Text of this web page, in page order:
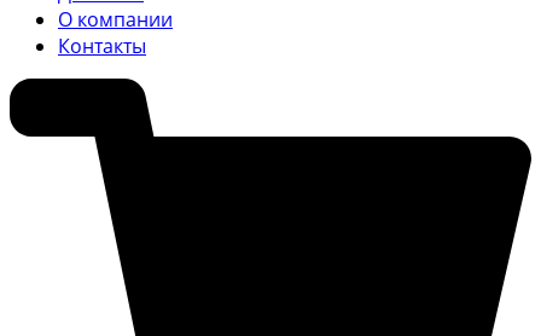
О компании
Контакты